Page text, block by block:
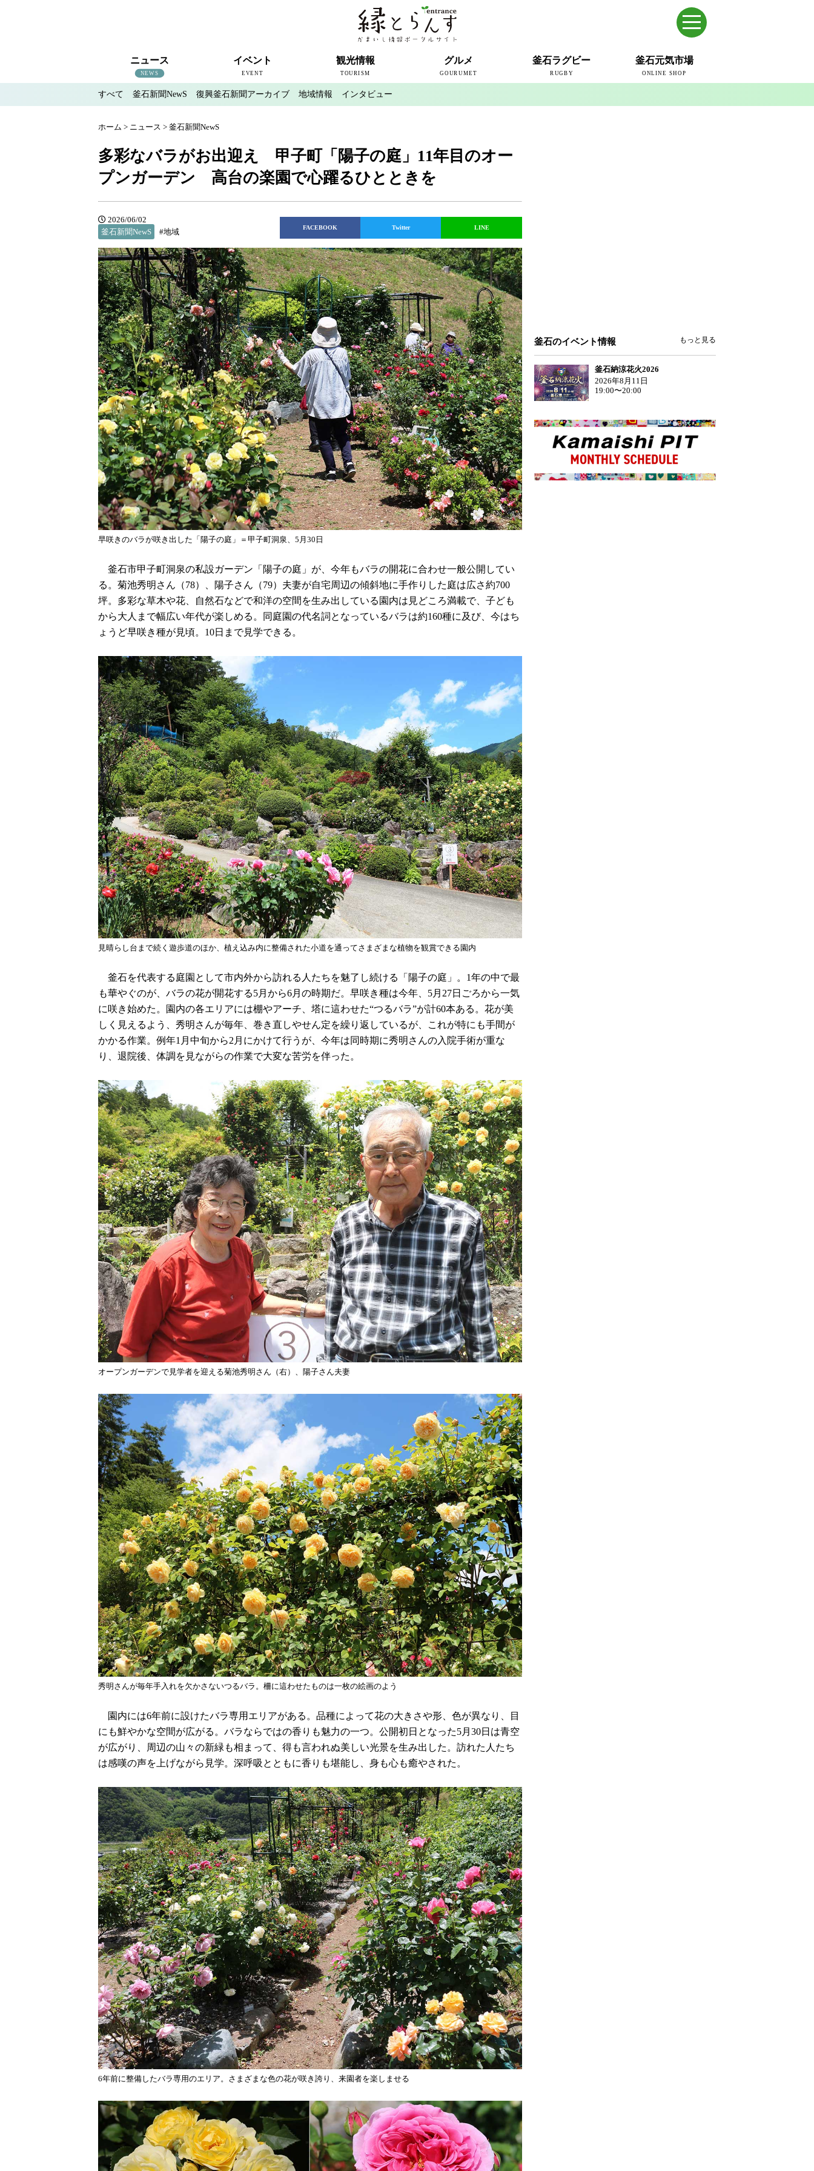
ニュース
NEWS
すべて
釜石新聞NewS
復興釜石新聞アーカイブ
地域情報
インタビュー
イベント
EVENT
釜石のイベント情報
観光情報
TOURISM
近代製鉄発祥の地
観光スポット
宿泊情報
釜石情報交流センター
魚河岸テラス
うのすまい・トモス
根浜シーサイド
SL銀河
三陸鉄道
グルメ
GOURUMET
釜石ラグビー
RUGBY
釜石元気市場
ONLINE SHOP
すべて 釜石新聞NewS 復興釜石新聞アーカイブ 地域情報 インタビュー
ホーム > ニュース > 釜石新聞NewS
多彩なバラがお出迎え 甲子町「陽子の庭」11年目のオー
プンガーデン 高台の楽園で心躍るひとときを
2026/06/02
釜石新聞NewS
#地域 FACEBOOK Twitter LINE
早咲きのバラが咲き出した「陽子の庭」＝甲子町洞泉、5月30日
釜石市甲子町洞泉の私設ガーデン「陽子の庭」が、今年もバラの開花に合わせ一般公開してい
る。菊池秀明さん（78）、陽子さん（79）夫妻が自宅周辺の傾斜地に手作りした庭は広さ約700
坪。多彩な草木や花、自然石などで和洋の空間を生み出している園内は見どころ満載で、子ども
から大人まで幅広い年代が楽しめる。同庭園の代名詞となっているバラは約160種に及び、今はち
ょうど早咲き種が見頃。10日まで見学できる。
見晴らし台まで続く遊歩道のほか、植え込み内に整備された小道を通ってさまざまな植物を観賞できる園内
釜石を代表する庭園として市内外から訪れる人たちを魅了し続ける「陽子の庭」。1年の中で最
も華やぐのが、バラの花が開花する5月から6月の時期だ。早咲き種は今年、5月27日ごろから一気
に咲き始めた。園内の各エリアには棚やアーチ、塔に這わせた“つるバラ”が計60本ある。花が美
しく見えるよう、秀明さんが毎年、巻き直しやせん定を繰り返しているが、これが特にも手間が
かかる作業。例年1月中旬から2月にかけて行うが、今年は同時期に秀明さんの入院手術が重な
り、退院後、体調を見ながらの作業で大変な苦労を伴った。
オープンガーデンで見学者を迎える菊池秀明さん（右）、陽子さん夫妻
秀明さんが毎年手入れを欠かさないつるバラ。柵に這わせたものは一枚の絵画のよう
園内には6年前に設けたバラ専用エリアがある。品種によって花の大きさや形、色が異なり、目
にも鮮やかな空間が広がる。バラならではの香りも魅力の一つ。公開初日となった5月30日は青空
が広がり、周辺の山々の新緑も相まって、得も言われぬ美しい光景を生み出した。訪れた人たち
は感嘆の声を上げながら見学。深呼吸とともに香りも堪能し、身も心も癒やされた。
6年前に整備したバラ専用のエリア。さまざまな色の花が咲き誇り、来園者を楽しませる
釜石のイベント情報 もっと見る
釜石納涼花火2026
2026年8月11日
19:00〜20:00